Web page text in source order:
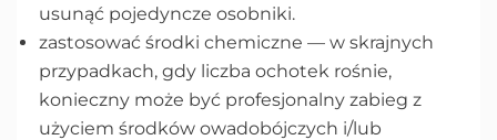
usunąć pojedyncze osobniki.
zastosować środki chemiczne — w skrajnych
przypadkach, gdy liczba ochotek rośnie,
konieczny może być profesjonalny zabieg z
użyciem środków owadobójczych i/lub